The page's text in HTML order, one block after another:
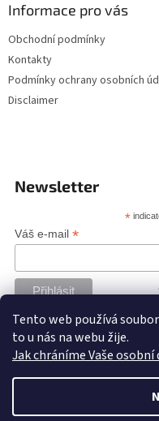
Tento web používá
to u nás na webu žije.
Jak chráníme Vaše osobní
Informace pro vás
Obchodní podmínky
Kontakty
Podmínky ochrany osobních
Disclaimer
Newsletter
*
Váš e-mail *